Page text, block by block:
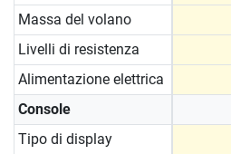
Massa del volano
Livelli di resistenza
Alimentazione elettrica
Console
Tipo di display